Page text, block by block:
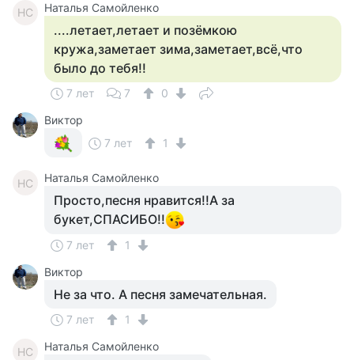
НС Наталья Самойленко
....летает,летает и позёмкою
кружа,заметает зима,заметает,всё,что
было до тебя!!
7 лет 7
0
Виктор
7 лет
1
НС Наталья Самойленко
Просто,песня нравится!!А за
букет,СПАСИБО!!
7 лет
1
Виктор
Не за что. А песня замечательная.
7 лет 1
НС Наталья Самойленко